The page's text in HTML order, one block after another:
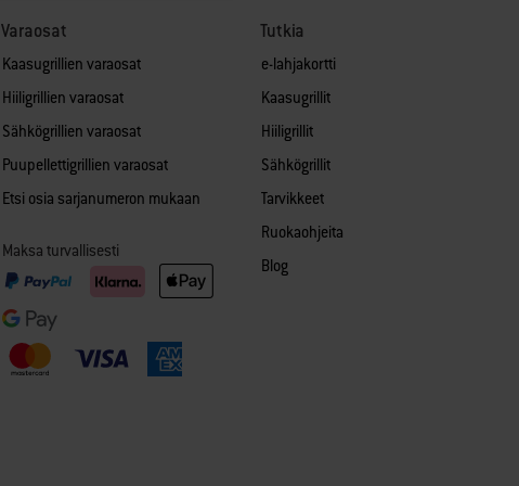
Varaosat
Kaasugrillien varaosat
Hiiligrillien varaosat
Sähkögrillien varaosat
Puupellettigrillien varaosat
Etsi osia sarjanumeron mukaan
Maksa turvallisesti
Tutkia
e-lahjakortti
Kaasugrillit
Hiiligrillit
Sähkögrillit
Tarvikkeet
Ruokaohjeita
Blog